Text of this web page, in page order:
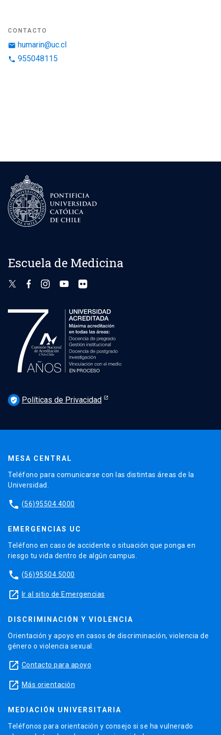
CONTACTO
email humarin@uc.cl
phone 955048115
Escuela de Medicina
verified_user Políticas de Privacidad
MESA CENTRAL
Teléfono para comunicarse con las distintas áreas de la
Universidad.
phone (56)95504 4000
EMERGENCIAS UC
Teléfono en caso de accidente o situación que ponga en
riesgo tu vida dentro de algún campus.
phone (56)95504 5000
launch Ir al sitio de Emergencias
DISCRIMINACIÓN Y VIOLENCIA
Orientación y apoyo en casos de discriminación, violencia de
género o violencia sexual.
launch Contacto para apoyo
launch Más orientación
MEDIACIÓN UNIVERSITARIA
Teléfonos para orientación y consejo si se ha vulnerado